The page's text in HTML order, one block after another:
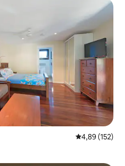
Gemiddelde
4,89 (152)